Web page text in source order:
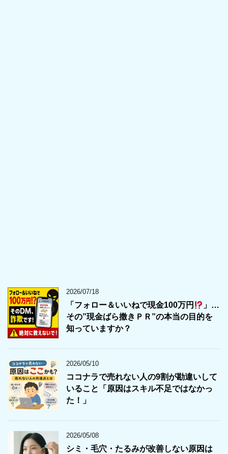
2026/07/18
「フォロー＆いいねで現金100万円
」…
その”現金ばら撒きＰＲ”の本当の目的を
知っていますか？
2026/05/10
ココナラで売れない人の9割が勘違いして
いること「原因はスキル不足ではなかっ
た！」
2026/05/08
シミ・毛穴・たるみが改善しない原因は